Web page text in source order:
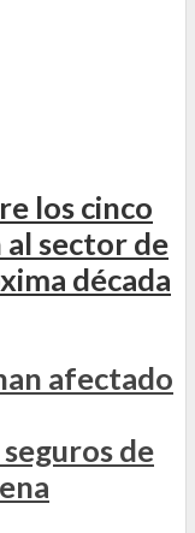
los cinco
sector de
década
afectado
de